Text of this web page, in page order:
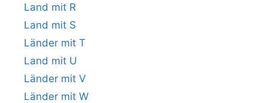
Land mit R
Land mit S
Länder mit T
Land mit U
Länder mit V
Länder mit W